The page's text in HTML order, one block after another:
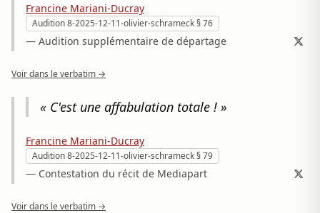
Francine Mariani-Ducray
Audition 8-2025-12-11-olivier-schrameck § 76
— Audition supplémentaire de départage
Voir dans le verbatim →
« C'est une affabulation totale ! »
Francine Mariani-Ducray
Audition 8-2025-12-11-olivier-schrameck § 79
— Contestation du récit de Mediapart
Voir dans le verbatim →